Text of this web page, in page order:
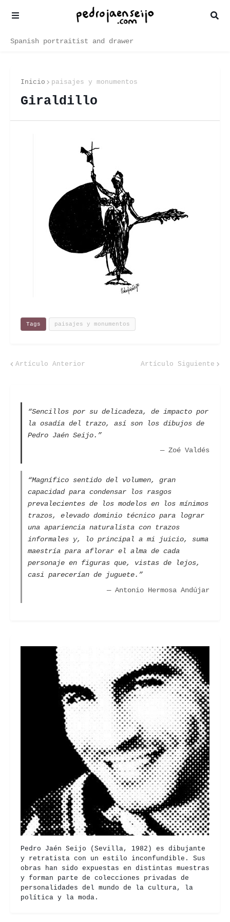
Spanish portraitist and drawer
Inicio paisajes y monumentos
Giraldillo
Tags paisajes y monumentos
Artículo Anterior Artículo Siguiente
“Sencillos por su delicadeza, de impacto por
la osadía del trazo, así son los dibujos de
Pedro Jaén Seijo.”
— Zoé Valdés
“Magnífico sentido del volumen, gran
capacidad para condensar los rasgos
prevalecientes de los modelos en los mínimos
trazos, elevado dominio técnico para lograr
una apariencia naturalista con trazos
informales y, lo principal a mi juicio, suma
maestría para aflorar el alma de cada
personaje en figuras que, vistas de lejos,
casi parecerían de juguete.”
— Antonio Hermosa Andújar
Pedro Jaén Seijo (Sevilla, 1982) es dibujante
y retratista con un estilo inconfundible. Sus
obras han sido expuestas en distintas muestras
y forman parte de colecciones privadas de
personalidades del mundo de la cultura, la
política y la moda.